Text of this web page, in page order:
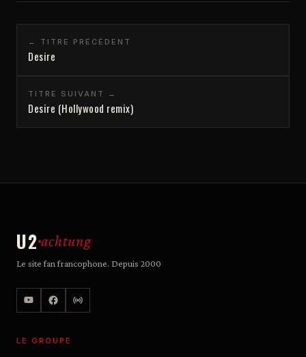
← TITRE PRÉCÉDENT
Desire
TITRE SUIVANT →
Desire (Hollywood remix)
U2 achtung
Le site fan francophone. Depuis 2000
LE GROUPE